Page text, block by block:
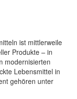
ist mittlerweile
Produkte – in
modernisierten
Lebensmittel in
gehören unter